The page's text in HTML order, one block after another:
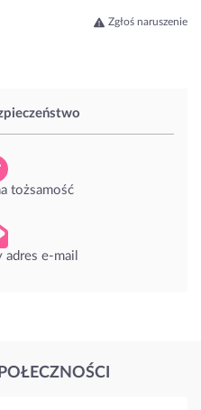
tożsamość
e-mail
Zgłoś naruszenie